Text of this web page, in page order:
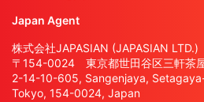
Japan Agent
株式会社JAPASIAN (JAPASIAN LTD.)
〒154-0024 東京都世田谷区三軒茶
2-14-10-605, Sangenjaya,
Tokyo, 154-0024, Japan